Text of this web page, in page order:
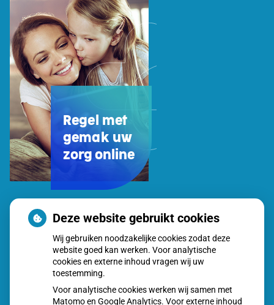
Uw
Zorg
Online
Regel met
gemak uw
zorg online
Deze website gebruikt cookies
Wij gebruiken noodzakelijke cookies zodat deze
website goed kan werken. Voor analytische
cookies en externe inhoud vragen wij uw
toestemming.
Voor analytische cookies werken wij samen met
Matomo en Google Analytics. Voor externe inhoud